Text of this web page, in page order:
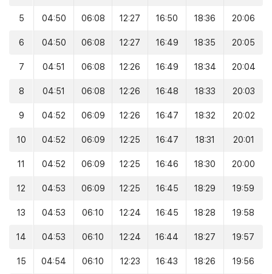
5 04:50 06:08 12:27 16:50 18:36 20:06
6 04:50 06:08 12:27 16:49 18:35 20:05
7 04:51 06:08 12:26 16:49 18:34 20:04
8 04:51 06:08 12:26 16:48 18:33 20:03
9 04:52 06:09 12:26 16:47 18:32 20:02
10 04:52 06:09 12:25 16:47 18:31 20:01
11 04:52 06:09 12:25 16:46 18:30 20:00
12 04:53 06:09 12:25 16:45 18:29 19:59
13 04:53 06:10 12:24 16:45 18:28 19:58
14 04:53 06:10 12:24 16:44 18:27 19:57
15 04:54 06:10 12:23 16:43 18:26 19:56